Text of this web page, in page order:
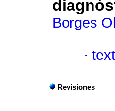
Borges
·
Revisiones